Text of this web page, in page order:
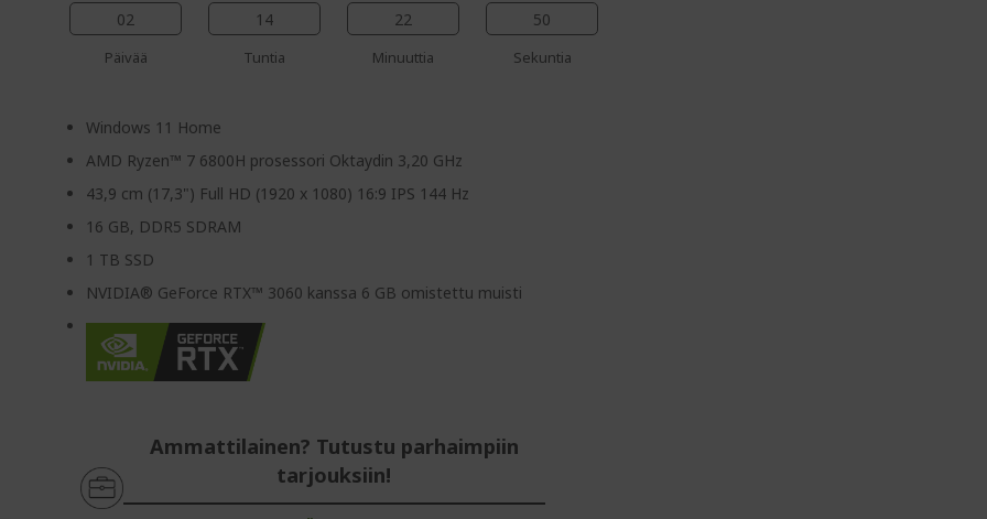
02
Päivää
14
Tuntia
22
Minuuttia
49
Sekuntia
Windows 11 Home
AMD Ryzen™ 7 6800H prosessori Oktaydin 3,20 GHz
43,9 cm (17,3") Full HD (1920 x 1080) 16:9 IPS 144 Hz
16 GB, DDR5 SDRAM
1 TB SSD
NVIDIA® GeForce RTX™ 3060 kanssa 6 GB omistettu muisti
Ammattilainen? Tutustu parhaimpiin
tarjouksiin!